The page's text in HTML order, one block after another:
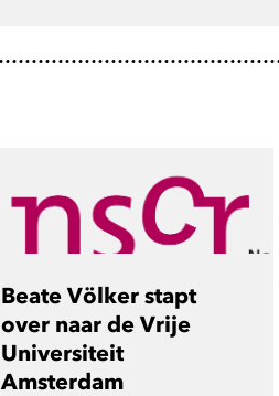
Beate Völker stapt
over naar de Vrije
Universiteit
Amsterdam